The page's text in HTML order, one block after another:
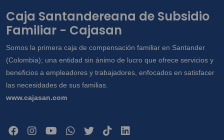
Caja Santandereana de Subsidio
Familiar - Cajasan
Somos la primera caja de compensación familiar en Santander
(Colombia); una entidad sin ánimo de lucro que ofrece servicios y
beneficios a empleadores y trabajadores, enfocados en satisfacer
las necesidades de sus familias.
www.cajasan.com